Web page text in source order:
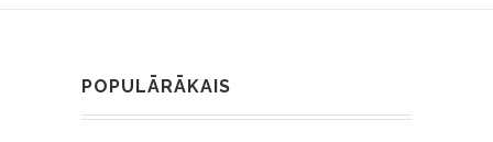
POPULĀRĀKAIS